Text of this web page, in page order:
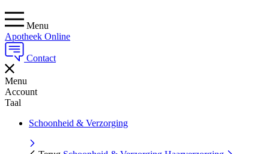
Menu
Apotheek Online
Contact
Menu
Account
Taal
Schoonheid & Verzorging